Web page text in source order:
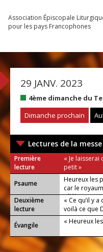
Association Épiscopale
pour les pays Francophones
29 JANV. 2023
4ème dimanche du
Dimanche prochain
Lectures de la messe
Première
lecture
« Je
petit »
Psaume
Heureux les
car le
Alléluia !
Deuxième
lecture
« Ce qu’il y
voilà ce que
Évangile « Heureux